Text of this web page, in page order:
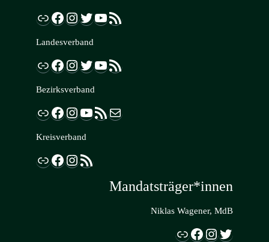
Link Facebook InstagramTwitter YouTube RSS-Feed
Landesverband
Link Facebook InstagramTwitter YouTube RSS-Feed
Bezirksverband
Link Facebook InstagramYouTube RSS-Feed E-Mail
Kreisverband
Link Facebook InstagramRSS-Feed
Mandatsträger*innen
Niklas Wagener, MdB
Link Facebook InstagramTwitter